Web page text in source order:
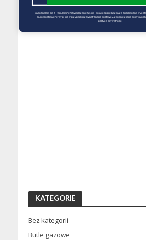
KATEGORIE
Bez kategorii
Butle gazowe
Zapoznałem się z Regulaminem Świadczenie Usług i go akceptuję Każdą ze zgód można
biuro@optimalenergy.pl lub w przypadku zewnętrznego dostawcy, zgodnie z jego polityką
polityce prywatności